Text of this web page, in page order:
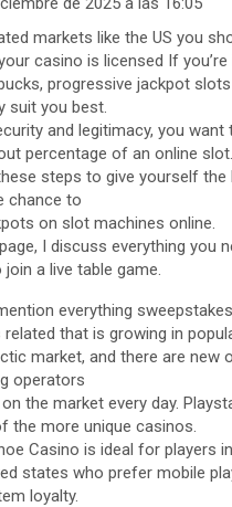
markets like the US you
casino is licensed If
progressive jackpot
suit you best.
and legitimacy, you want
percentage of an online slot.
steps to give yourself the
chance to
on slot machines online.
I discuss everything you
a live table game.
everything
that is growing in
market, and there are new
operators
the market every day.
the more unique casinos.
Casino is ideal for players
states who prefer mobile
loyalty.